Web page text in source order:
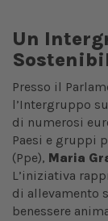
Un
Presso il
l’Intergruppo
di numerosi
Paesi e gruppi
(Ppe), Maria
L’iniziativa
di allevamento
benessere